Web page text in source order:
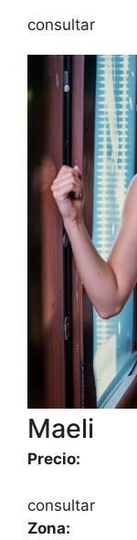
consultar
Maeli
Precio:
consultar
Zona: